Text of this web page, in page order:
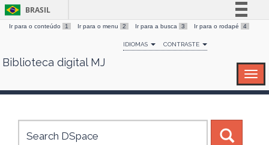
Skip
BRASIL
Simplifique!
Comunica BR
Canais
Ir para o conteúdo 1 Ir para o menu 2 Ir para a busca 3 Ir para o rodapé 4
IDIOMAS CONTRASTE
Biblioteca digital MJ